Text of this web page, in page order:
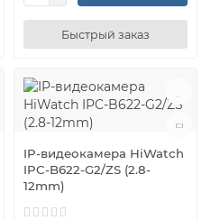
Быстрый заказ
IP-видеокамера HiWatch
IPC-B622-G2/ZS (2.8-
12mm)